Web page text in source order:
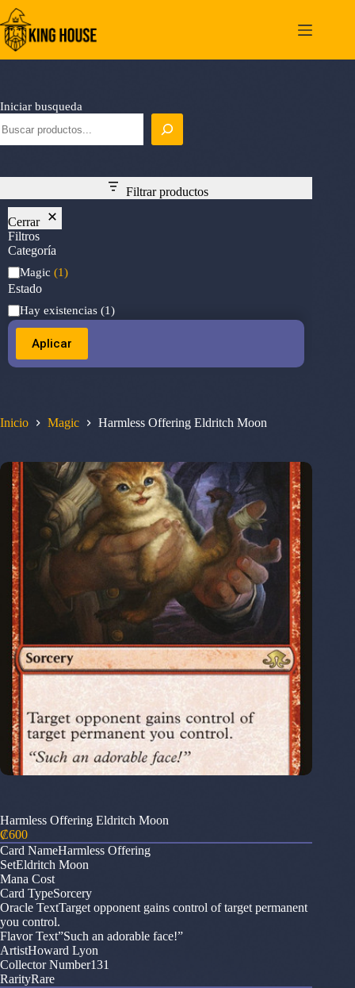
Saltar
al
contenido
Inicio Magic Harmless Offering Eldritch Moon
Harmless Offering Eldritch Moon
₡600
Card NameHarmless Offering
SetEldritch Moon
Mana Cost
Card TypeSorcery
Oracle TextTarget opponent gains control of target permanent
you control.
Flavor Text”Such an adorable face!”
ArtistHoward Lyon
Collector Number131
RarityRare
Iniciar busqueda
Filtrar productos
Cerrar
Filtros
Categoría
Categoría
Magic (1)
Estado
Estado
Hay existencias (1)
Aplicar